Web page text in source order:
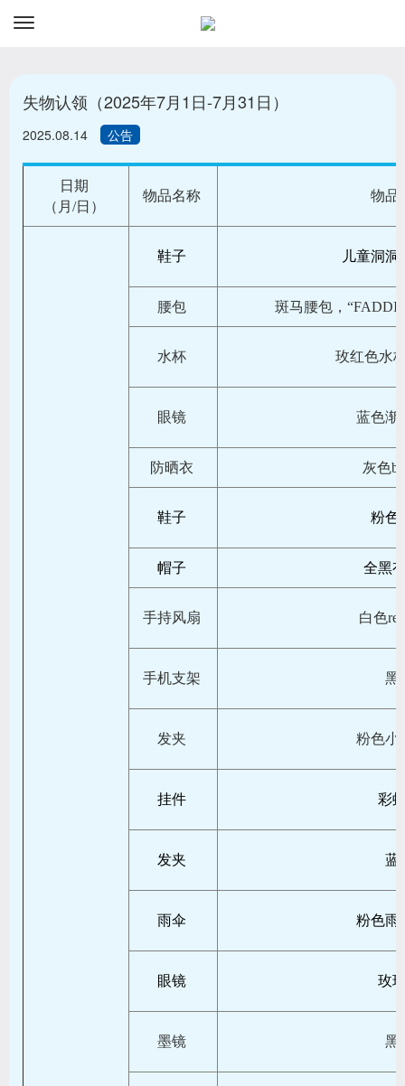
订
失物认领（2025年7月1日-7月31日）
2025.08.14 公告
日期
（月/日）
物品名称 物品
鞋子 儿童洞洞
腰包 斑马腰包，
水杯 玫红色水
眼镜 蓝色渐
防晒衣 灰色
鞋子 粉色
帽子 全黑
手持风扇 白色
手机支架 黑
发夹 粉色小
挂件 彩
发夹 蓝
雨伞 粉色雨
眼镜 玫
墨镜 黑